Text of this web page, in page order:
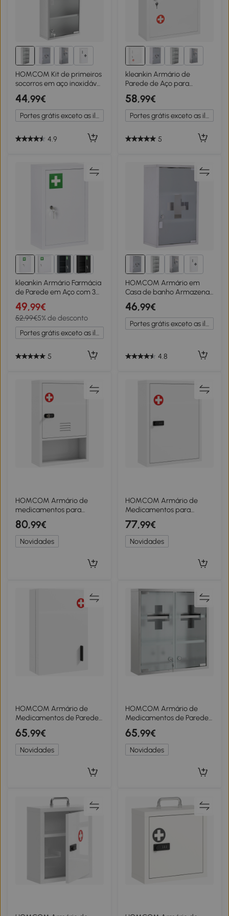
1+
HOMCOM Kit de primeiros
socorros em aço inoxidável
para medicamentos
60x30x12cm prata
44,99€
Portes grátis exceto as ilhas
4.9
1+
kleankin Armário de
Parede de Aço para
Medicamentos de 3 Níveis
com Fechadura e 2 Chaves
para Casa de Banho
40x15x53,5 cm Branco
58,99€
Portes grátis exceto as ilhas
5
kleankin Armário Farmácia
de Parede em Aço com 3
Prateleiras de
Armazenamento e 2
Chaves para Casa de
Banho 30x14x46 cm Branco
49,99€
52,99€5% de desconto
Portes grátis exceto as ilhas
5
1+
HOMCOM Armário em
Casa de banho Armazenar
Medicamentos 50x30x18
cm primeiros socorros aço
inoxidável
46,99€
Portes grátis exceto as ilhas
4.8
HOMCOM Armário de
medicamentos para
montagem na parede com
fechadura de código e
chave, 3 níveis, trancável,
Branco
80,99€
Novidades
HOMCOM Armário de
Medicamentos para
Montagem na Parede
Armário de Banheiro com
Fechadura Numérica Porta
e Prateleiras Branco
77,99€
Novidades
HOMCOM Armário de
Medicamentos de Parede
com 6 Compartimentos
Fechadura e 2 Chaves para
Casa de Banho e Cozinha
40x18x60 cm Branco
65,99€
Novidades
HOMCOM Armário de
Medicamentos de Parede
com Fechadura Portas de
Vidro Prateleiras e 2
Chaves para Casa de
Banho e Cozinha 46x12x48
65,99€
Novidades